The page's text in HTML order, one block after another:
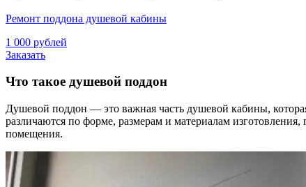
Ремонт поддона душевой кабины
1 000 рублей
Заказать
Что такое душевой поддон
Душевой поддон ― это важная часть душевой кабины,
различаются по форме, размерам и материалам
помещения.